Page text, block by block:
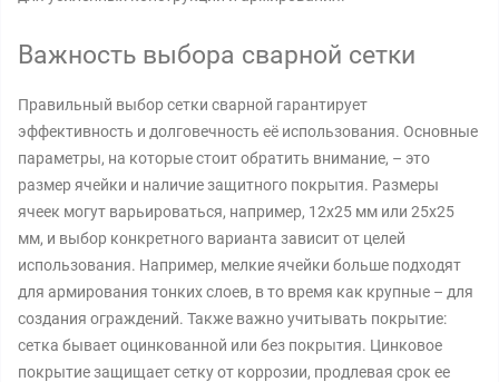
Важность выбора сварной сетки
Правильный выбор сетки сварной гарантирует
эффективность и долговечность её использования. Основные
параметры, на которые стоит обратить внимание, – это
размер ячейки и наличие защитного покрытия. Размеры
ячеек могут варьироваться, например, 12x25 мм или 25x25
мм, и выбор конкретного варианта зависит от целей
использования. Например, мелкие ячейки больше подходят
для армирования тонких слоев, в то время как крупные – для
создания ограждений. Также важно учитывать покрытие:
сетка бывает оцинкованной или без покрытия. Цинковое
покрытие защищает сетку от коррозии, продлевая срок ее